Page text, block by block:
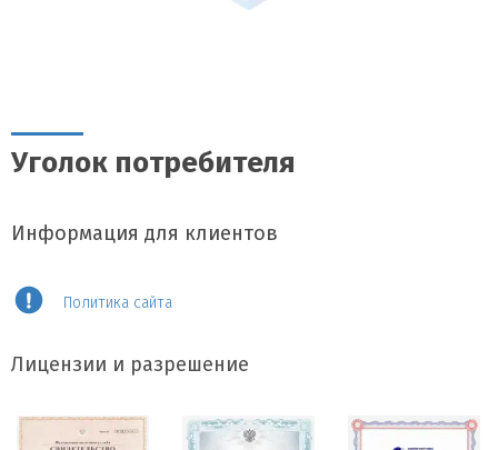
Уголок потребителя
Информация для клиентов
Политика сайта
Лицензии и разрешение